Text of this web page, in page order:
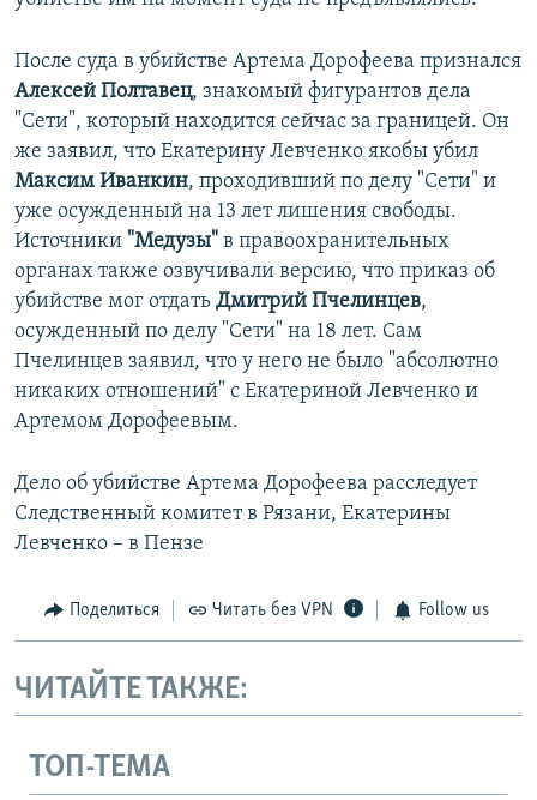
После суда в убийстве Артема Дорофеева признался
Алексей Полтавец, знакомый фигурантов дела
"Сети", который находится сейчас за границей. Он
же заявил, что Екатерину Левченко якобы убил
Максим Иванкин, проходивший по делу "Сети" и
уже осужденный на 13 лет лишения свободы.
Источники "Медузы" в правоохранительных
органах также озвучивали версию, что приказ об
убийстве мог отдать Дмитрий Пчелинцев,
осужденный по делу "Сети" на 18 лет. Сам
Пчелинцев заявил, что у него не было "абсолютно
никаких отношений" с Екатериной Левченко и
Артемом Дорофеевым.
Дело об убийстве Артема Дорофеева расследует
Следственный комитет в Рязани, Екатерины
Левченко – в Пензе
Поделиться Читать без VPN Follow us
ЧИТАЙТЕ ТАКЖЕ:
ТОП-ТЕМА